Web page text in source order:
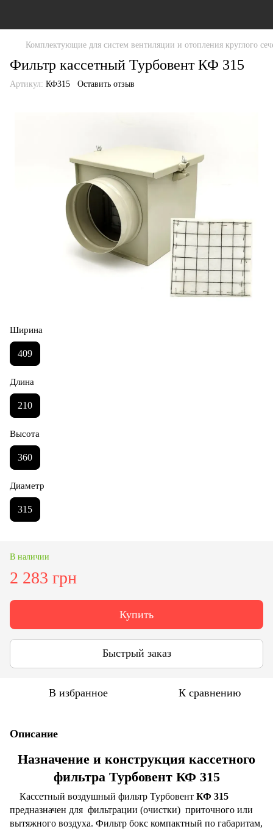
Комплектующие для систем вентиляции и отопления круглого
Фильтр кассетный Турбовент КФ 315
Артикул: КФ315 Оставить отзыв
Ширина
409
Длина
210
Высота
360
Диаметр
315
В наличии
2 283 грн
Купить
Быстрый заказ
В избранное К сравнению
Описание
Назначение и конструкция кассетного
фильтра Турбовент КФ 315
Кассетный воздушный фильтр Турбовент КФ 315
предназначен для фильтрации (очистки) приточного или
вытяжного воздуха. Фильтр бокс компактный по габаритам,